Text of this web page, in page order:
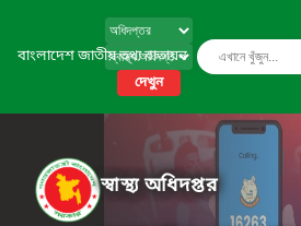
বাংলাদেশ জাতীয় তথ্য বাতায়ন
দেখুন
স্বাস্থ্য অধিদপ্তর